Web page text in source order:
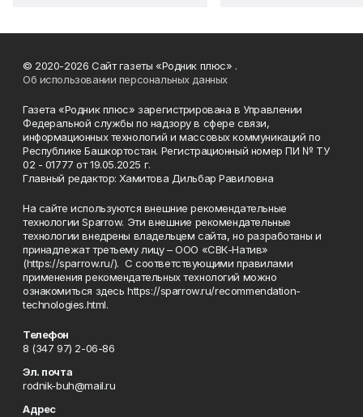
© 2020-2026 Сайт газеты «Родник плюс» .
Об использовании персональных данных
Газета «Родник плюс» зарегистрирована в Управлении
Федеральной службы по надзору в сфере связи,
информационных технологий и массовых коммуникаций по
Республике Башкортостан. Регистрационный номер ПИ № ТУ
02 - 01777 от 19.05.2025 г.
Главный редактор: Хамитова Дильбар Равиловна
На сайте используются внешние рекомендательные
технологии Sparrow. Эти внешние рекомендательные
технологии внедрены владельцем сайта, но разработаны и
принадлежат третьему лицу – ООО «СВК-Натив»
(https://sparrow.ru/). С соответствующими правилами
применения рекомендательных технологий можно
ознакомиться здесь https://sparrow.ru/recommendation-
technologies.html.
Телефон
8 (347 97) 2-06-86
Эл. почта
rodnik-buh@mail.ru
Адрес